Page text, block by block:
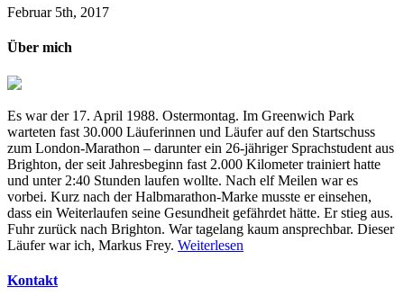
Februar 5th, 2017
Über mich
Es war der 17. April 1988. Ostermontag. Im Greenwich Park
warteten fast 30.000 Läuferinnen und Läufer auf den Startschuss
zum London-Marathon – darunter ein 26-jähriger Sprachstudent aus
Brighton, der seit Jahresbeginn fast 2.000 Kilometer trainiert hatte
und unter 2:40 Stunden laufen wollte. Nach elf Meilen war es
vorbei. Kurz nach der Halbmarathon-Marke musste er einsehen,
dass ein Weiterlaufen seine Gesundheit gefährdet hätte. Er stieg aus.
Fuhr zurück nach Brighton. War tagelang kaum ansprechbar. Dieser
Läufer war ich, Markus Frey. Weiterlesen
Kontakt